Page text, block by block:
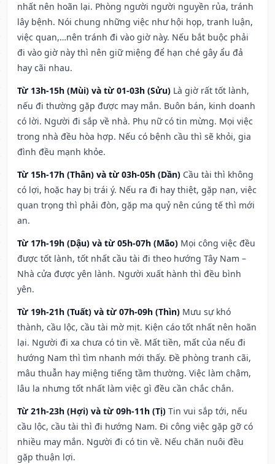
nhất nên hoãn lại. Phòng người người nguyền rủa, tránh
lây bệnh. Nói chung những việc như hội họp, tranh luận,
việc quan,…nên tránh đi vào giờ này. Nếu bắt buộc phải
đi vào giờ này thì nên giữ miệng để hạn ché gây ẩu đả
hay cãi nhau.
Từ 13h-15h (Mùi) và từ 01-03h (Sửu) Là giờ rất tốt lành,
nếu đi thường gặp được may mắn. Buôn bán, kinh doanh
có lời. Người đi sắp về nhà. Phụ nữ có tin mừng. Mọi việc
trong nhà đều hòa hợp. Nếu có bệnh cầu thì sẽ khỏi, gia
đình đều mạnh khỏe.
Từ 15h-17h (Thân) và từ 03h-05h (Dần) Cầu tài thì không
có lợi, hoặc hay bị trái ý. Nếu ra đi hay thiệt, gặp nạn, việc
quan trọng thì phải đòn, gặp ma quỷ nên cúng tế thì mới
an.
Từ 17h-19h (Dậu) và từ 05h-07h (Mão) Mọi công việc đều
được tốt lành, tốt nhất cầu tài đi theo hướng Tây Nam –
Nhà cửa được yên lành. Người xuất hành thì đều bình
yên.
Từ 19h-21h (Tuất) và từ 07h-09h (Thìn) Mưu sự khó
thành, cầu lộc, cầu tài mờ mịt. Kiện cáo tốt nhất nên hoãn
lại. Người đi xa chưa có tin về. Mất tiền, mất của nếu đi
hướng Nam thì tìm nhanh mới thấy. Đề phòng tranh cãi,
mâu thuẫn hay miệng tiếng tầm thường. Việc làm chậm,
lâu la nhưng tốt nhất làm việc gì đều cần chắc chắn.
Từ 21h-23h (Hợi) và từ 09h-11h (Tị) Tin vui sắp tới, nếu
cầu lộc, cầu tài thì đi hướng Nam. Đi công việc gặp gỡ có
nhiều may mắn. Người đi có tin về. Nếu chăn nuôi đều
gặp thuận lợi.